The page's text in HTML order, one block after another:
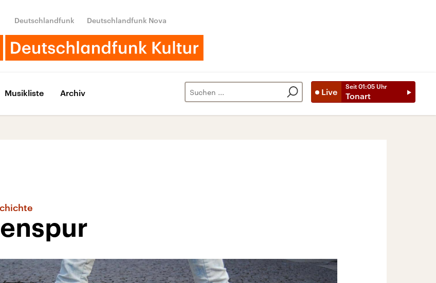
Deutschlandfunk Deutschlandfunk Nova
Live
Seit 01:05 Uhr
Tonart
Musikliste Archiv